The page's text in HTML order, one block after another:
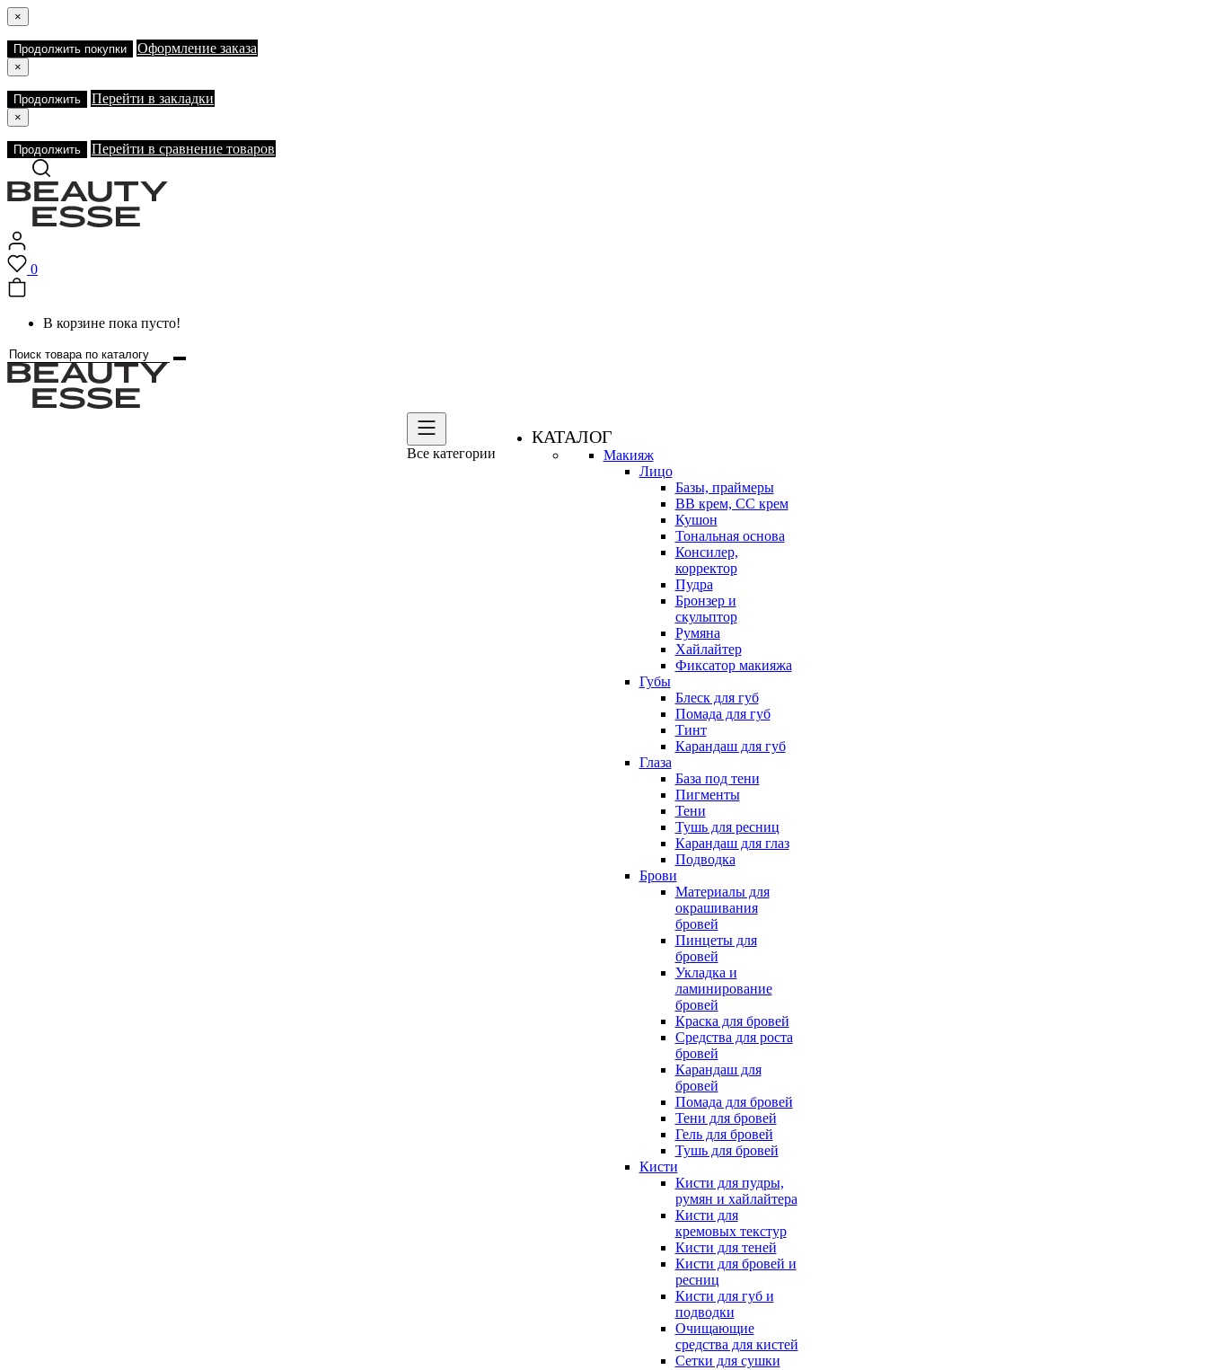
×
Продолжить покупки Оформление заказа
×
Продолжить Перейти в закладки
×
Продолжить Перейти в сравнение товаров
0
В корзине пока пусто!
Все категории
КАТАЛОГ
Макияж
Лицо
Базы, праймеры
BB крем, CC крем
Кушон
Тональная основа
Консилер,
корректор
Пудра
Бронзер и
скульптор
Румяна
Хайлайтер
Фиксатор макияжа
Губы
Блеск для губ
Помада для губ
Тинт
Карандаш для губ
Глаза
База под тени
Пигменты
Тени
Тушь для ресниц
Карандаш для глаз
Подводка
Брови
Материалы для
окрашивания
бровей
Пинцеты для
бровей
Укладка и
ламинирование
бровей
Краска для бровей
Средства для роста
бровей
Карандаш для
бровей
Помада для бровей
Тени для бровей
Гель для бровей
Тушь для бровей
Кисти
Кисти для пудры,
румян и хайлайтера
Кисти для
кремовых текстур
Кисти для теней
Кисти для бровей и
ресниц
Кисти для губ и
подводки
Очищающие
средства для кистей
Сетки для сушки